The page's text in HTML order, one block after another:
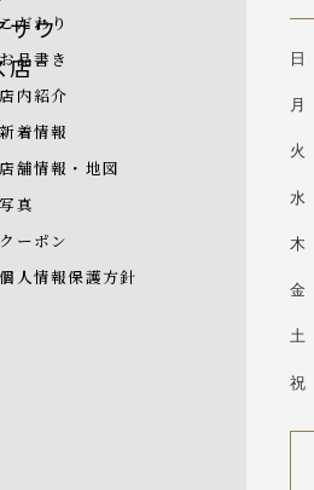
こだわり
お品書き
店内紹介
新着情報
店舗情報・地図
写真
クーポン
個人情報保護方針
日
月
火
水
木
金
土
祝